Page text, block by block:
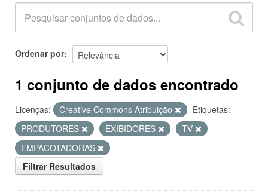
GRUPOS
SOBRE
Ordenar por
1 conjunto de dados encontrado
Licenças: Creative Commons Atribuição
Etiquetas:
PRODUTORES
EXIBIDORES
TV
EMPACOTADORAS
Filtrar Resultados